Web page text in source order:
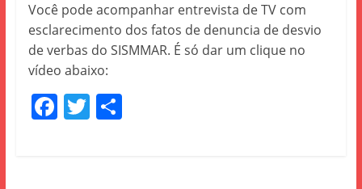
Você pode acompanhar entrevista de TV com
esclarecimento dos fatos de denuncia de desvio
de verbas do SISMMAR. É só dar um clique no
vídeo abaixo:
F T S